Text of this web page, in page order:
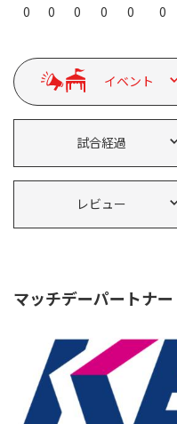
0
0 0 0 0 0
イベント
試合経過
レビュー
マッチデーパートナー